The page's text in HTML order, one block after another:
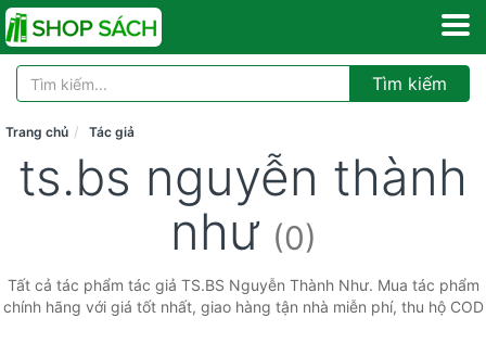
Tìm kiếm
Trang chủ Tác giả
ts.bs nguyễn thành
như (0)
Tất cả tác phẩm tác giả TS.BS Nguyễn Thành Như. Mua tác phẩm
chính hãng với giá tốt nhất, giao hàng tận nhà miễn phí, thu hộ COD